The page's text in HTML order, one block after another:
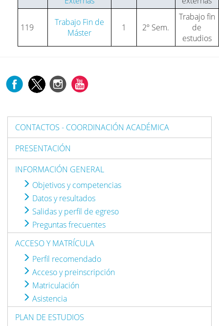
119
Trabajo Fin de
Máster
1 2º Sem.
Trabajo fin
de
estudios
CONTACTOS - COORDINACIÓN ACADÉMICA
PRESENTACIÓN
INFORMACIÓN GENERAL
Objetivos y competencias
Datos y resultados
Salidas y perfil de egreso
Preguntas frecuentes
ACCESO Y MATRÍCULA
Perfil recomendado
Acceso y preinscripción
Matriculación
Asistencia
PLAN DE ESTUDIOS